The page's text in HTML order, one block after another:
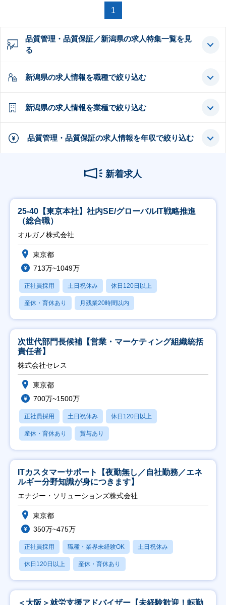
1
品質管理・品質保証／新潟県の求人特集一覧を見
る
新潟県の求人情報を職種で絞り込む
新潟県の求人情報を業種で絞り込む
品質管理・品質保証の求人情報を年収で絞り込む
新着求人
25-40【東京本社】社内SE/グローバルIT戦略推進
（総合職）
オルガノ株式会社
東京都
713万~1049万
正社員採用 土日祝休み 休日120日以上
産休・育休あり 月残業20時間以内
次世代部門長候補【営業・マーケティング組織統括
責任者】
株式会社セレス
東京都
700万~1500万
正社員採用 土日祝休み 休日120日以上
産休・育休あり 賞与あり
ITカスタマーサポート【夜勤無し／自社勤務／エネ
ルギー分野知識が身につきます】
エナジー・ソリューションズ株式会社
東京都
350万~475万
正社員採用 職種・業界未経験OK 土日祝休み
休日120日以上 産休・育休あり
＜大阪＞就労支援アドバイザー【未経験歓迎！転勤